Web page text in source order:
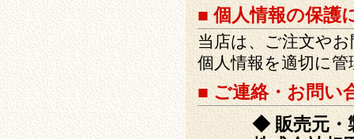
■ 個人情報の保護
当店は、ご注文や
個人情報を適切に
■ ご連絡・お問い
◆ 販売元・